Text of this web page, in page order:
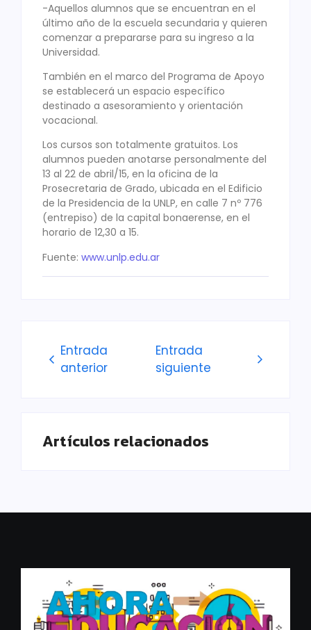
-Aquellos alumnos que se encuentran en el
último año de la escuela secundaria y quieren
comenzar a prepararse para su ingreso a la
Universidad.
También en el marco del Programa de Apoyo
se establecerá un espacio específico
destinado a asesoramiento y orientación
vocacional.
Los cursos son totalmente gratuitos. Los
alumnos pueden anotarse personalmente del
13 al 22 de abril/15, en la oficina de la
Prosecretaria de Grado, ubicada en el Edificio
de la Presidencia de la UNLP, en calle 7 nº 776
(entrepiso) de la capital bonaerense, en el
horario de 12,30 a 15.
Fuente: www.unlp.edu.ar
Entrada
anterior
Entrada
siguiente
Artículos relacionados